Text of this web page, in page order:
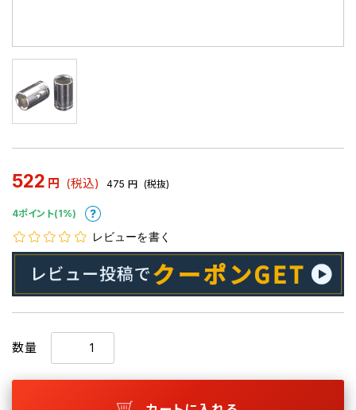
522 円 (税込) 475 円 (税抜)
4ポイント(1%)
レビューを書く
数量